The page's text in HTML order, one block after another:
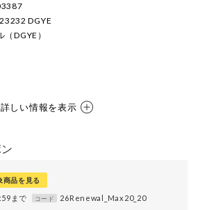
DGYE
DGYE）
しい情報を表示
商品を見る
まで コード 26Renewal_Max20_20